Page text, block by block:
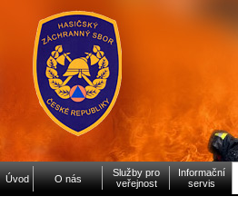
Úvod O nás
Služby pro
veřejnost
Informační
servis